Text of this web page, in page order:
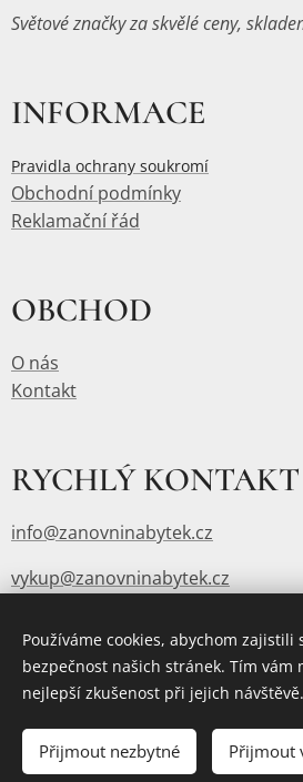
Vyprodáno
Světové značky za skvělé ceny,
INFORMACE
Pravidla ochrany soukromí
Obchodní podmínky
Reklamační řád
OBCHOD
O nás
Kontakt
RYCHLÝ KONTAKT
info@zanovninabytek.cz
vykup@zanovninabytek.cz
Vytvořeno službou
Používáme cookies, abychom zajistili
bezpečnost našich stránek. Tím vám
nejlepší zkušenost při jejich návštěvě.
Přijmout nezbytné Přijmout